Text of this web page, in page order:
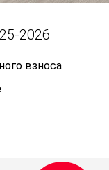
2026
взноса